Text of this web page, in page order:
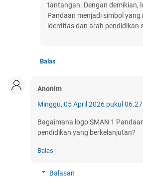
tantangan. Dengan demikian,
Pandaan menjadi simbol yang
identitas dan arah pendidikan
Balas
Anonim
Minggu, 05 April 2026 pukul
Bagaimana logo SMAN 1
pendidikan yang berkelanjutan?
Balas
Balasan